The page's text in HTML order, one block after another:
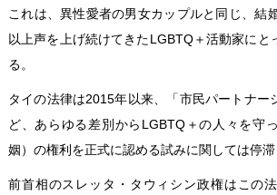
これは、異性愛者の男女カップルと同じ、結
以上声を上げ続けてきたLGBTQ＋活動家にと
る。
タイの法律は2015年以来、「市民パートナー
ど、あらゆる差別からLGBTQ＋の人々を守
姻）の権利を正式に認める試みに関しては停滞
前首相のスレッタ・タウィシン政権はこの